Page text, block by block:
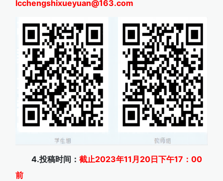
lcchengshixueyuan@163.com
4.投稿时间： 截止2023年11月20日下午17：00
前